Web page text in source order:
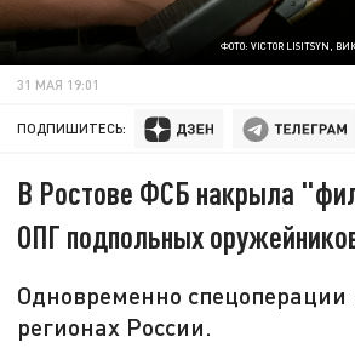
ФОТО: VICTOR LISITSYN,
31 МАЯ 19:01
ПОДПИШИТЕСЬ:
В Ростове ФСБ накрыла
ОПГ подпольных
Одновременно
регионах России.